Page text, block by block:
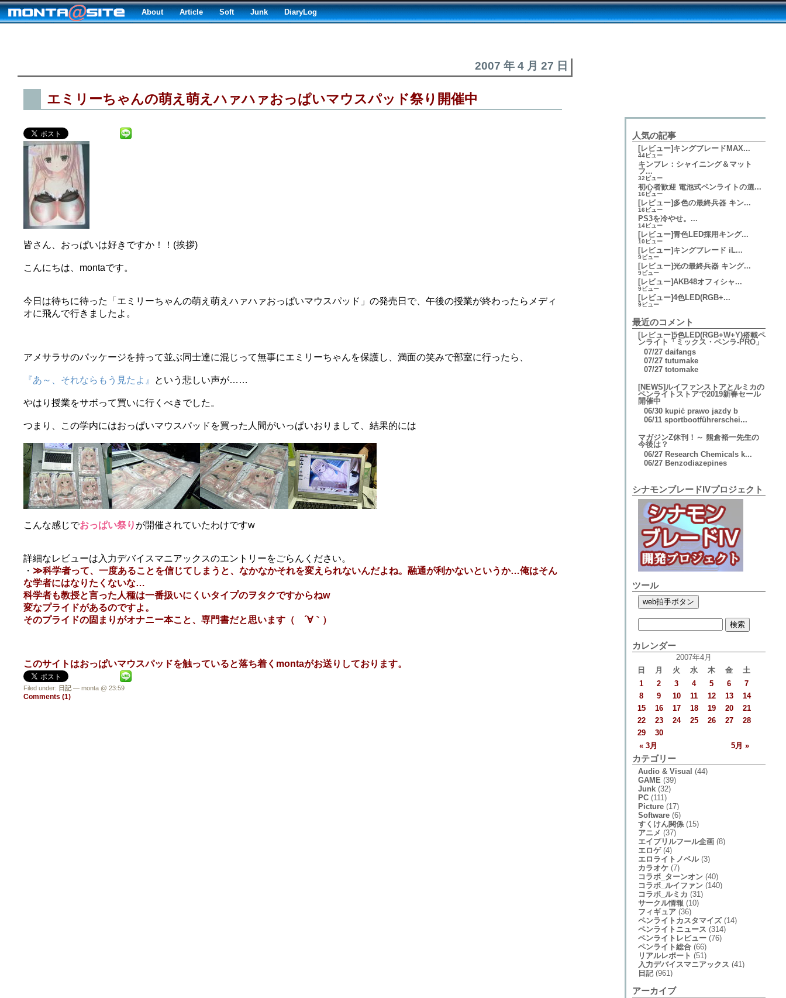
About Article Soft Junk DiaryLog
2007 年 4 月 27 日
エミリーちゃんの萌え萌えハァハァおっぱいマウスパッド祭り開催中
皆さん、おっぱいは好きですか！！(挨拶)
こんにちは、montaです。
今日は待ちに待った 「エミリーちゃんの萌え萌えハァハァおっぱいマウスパッド」 の発売日で、午後の授業が終わったらメディ
オに飛んで行きましたよ。
アメサラサのパッケージを持って並ぶ同士達に混じって無事にエミリーちゃんを保護し、満面の笑みで部室に行ったら、
『あ～、それならもう見たよ』 という悲しい声が……
やはり授業をサボって買いに行くべきでした。
つまり、この学内にはおっぱいマウスパッドを買った人間がいっぱいおりまして、結果的には
こんな感じでおっぱい祭り が開催されていたわけですw
詳細なレビューは入力デバイスマニアックスのエントリーをごらんください。
・ ≫科学者って、一度あることを信じてしまうと、なかなかそれを変えられないんだよね。融通が利かないというか…俺はそん
な学者にはなりたくないな…
科学者も教授と言った人種は一番扱いにくいタイプのヲタクですからねw
変なプライドがあるのですよ。
そのプライドの固まりがオナニー本こと、専門書だと思います（ ´∀｀）
このサイトはおっぱいマウスパッドを触っていると落ち着くmontaがお送りしております。
Filed under: 日記— monta @ 23:59
Comments (1)
人気の記事
[レビュー]キングブレードMAX...
44ビュー
キンブレ：シャイニング＆マット
フ...
32ビュー
初心者歓迎 電池式ペンライトの選...
16ビュー
[レビュー]多色の最終兵器 キン...
16ビュー
PS3を冷やせ。...
14ビュー
[レビュー]青色LED採用キング...
10ビュー
[レビュー]キングブレード iL...
9ビュー
[レビュー]光の最終兵器 キング...
9ビュー
[レビュー]AKB48オフィシャ...
9ビュー
[レビュー]4色LED(RGB+...
9ビュー
最近のコメント
[レビュー]5色LED(RGB+W+Y)搭載ペ
ンライト「ミックス・ペンラ-PRO」
07/27 daifangs
07/27 tutumake
07/27 totomake
[NEWS]ルイファンストアとルミカの
ペンライトストアで2019新春セール
開催中
06/30 kupić prawo jazdy b
06/11 sportbootführerschei...
マガジンZ休刊！～ 熊倉裕一先生の
今後は？
06/27 Research Chemicals k...
06/27 Benzodiazepines
シナモンブレードIVプロジェクト
ツール
カレンダー
2007年4月
日
月 火 水 木 金 土
« 3月 5月 »
1 2 3 4 5 6
7
8
9 10 11 12 13
14
15
16 17 18 19 20
21
22
23 24 25 26 27
28
29
30
カテゴリー
Audio & Visual (44)
GAME (39)
Junk(32)
PC(111)
Picture(17)
Software(6)
すくけん関係(15)
アニメ (37)
エイプリルフール企画(8)
エロゲ(4)
エロライトノベル(3)
カラオケ(7)
コラボ_ターンオン(40)
コラボ_ルイファン(140)
コラボ_ルミカ (31)
サークル情報 (10)
フィギュア(36)
ペンライトカスタマイズ(14)
ペンライトニュース (314)
ペンライトレビュー(76)
ペンライト総合(66)
リアルレポート (51)
入力デバイスマニアックス (41)
日記(961)
アーカイブ